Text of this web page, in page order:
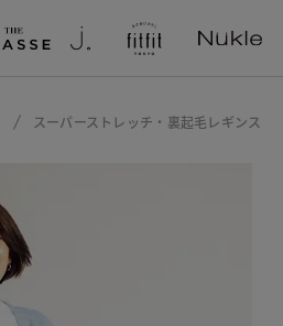
スーパーストレッチ・裏起毛レギンス